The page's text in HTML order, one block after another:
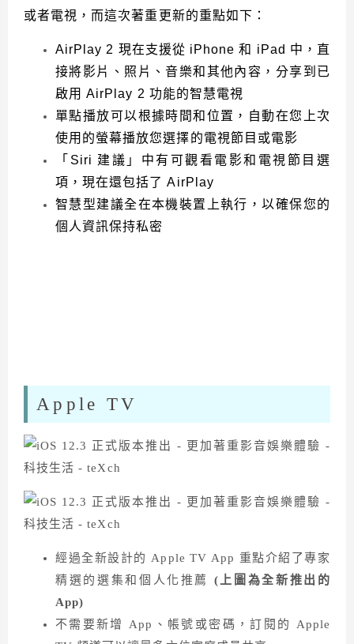
或者電視，而這次著重更新的重點如下：
AirPlay 2 現在支援從 iPhone 和 iPad 中，直
接將影片、照片、音樂和其他內容，分享到已
啟用 AirPlay 2 功能的智慧電視
單點播放可以根據時間和位置，自動在您上次
使用的螢幕播放您選擇的電視節目或電影
「Siri 建議」中有可觀看電影和電視節目選
項，現在還包括了 AirPlay
智慧型建議全在本機裝置上執行，以確保您的
個人資訊保持私密
Apple TV
經過全新設計的 Apple TV App 重點介紹了專家
精選的選集和個人化推薦 (上圖為全新推出的
App)
不需要新增 App、帳號或密碼，訂閱的 Apple